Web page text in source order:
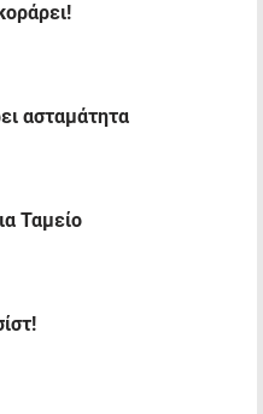
ασταμάτητα
Ταμείο